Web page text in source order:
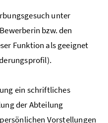
unter
bzw.den
Funktion als geeignet
ein schriftliches
der Abteilung
Vorstellungen